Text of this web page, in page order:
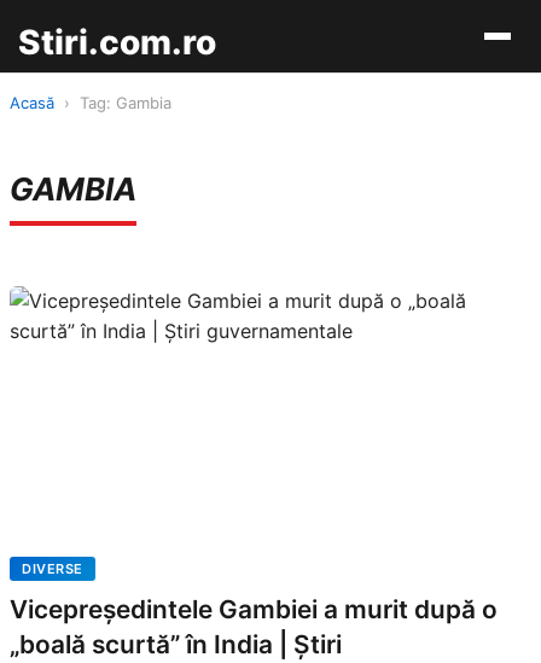
Stiri.com.ro
Acasă › Tag: Gambia
GAMBIA
DIVERSE
Vicepreședintele Gambiei a murit după o
„boală scurtă” în India | Știri